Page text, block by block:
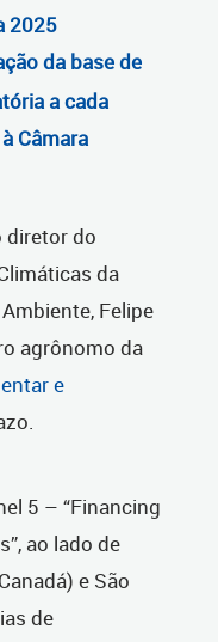
2025
da base de
a cada
Câmara
diretor do
da
Felipe
agrônomo da
e
5 – “Financing
ao lado de
e São
de